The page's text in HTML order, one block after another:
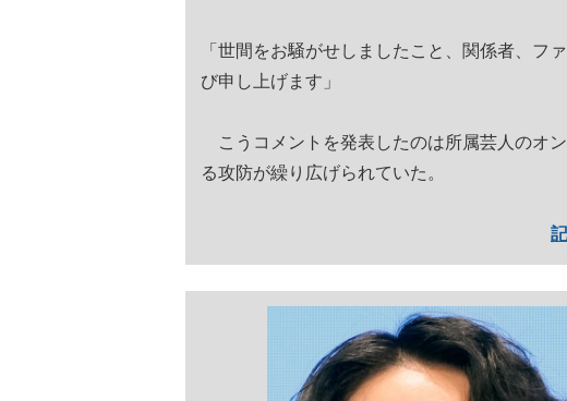
「世間をお騒がせしましたこと、関係者、フ
び申し上げます」
こうコメントを発表したのは所属芸人のオ
る攻防が繰り広げられていた。